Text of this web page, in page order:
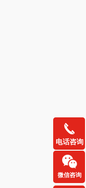
电话咨询
微信咨询